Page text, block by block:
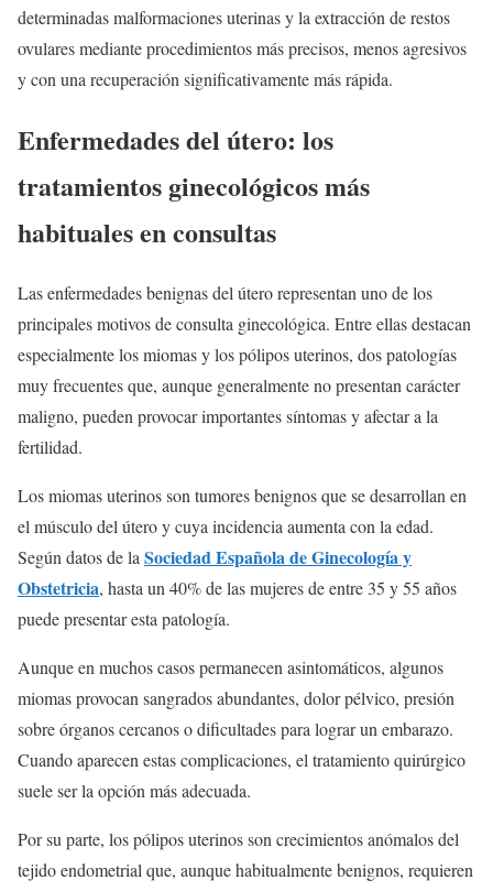
determinadas malformaciones uterinas y la extracción de restos
ovulares mediante procedimientos más precisos, menos agresivos
y con una recuperación significativamente más rápida.
Enfermedades del útero: los
tratamientos ginecológicos más
habituales en consultas
Las enfermedades benignas del útero representan uno de los
principales motivos de consulta ginecológica. Entre ellas destacan
especialmente los miomas y los pólipos uterinos, dos patologías
muy frecuentes que, aunque generalmente no presentan carácter
maligno, pueden provocar importantes síntomas y afectar a la
fertilidad.
Los miomas uterinos son tumores benignos que se desarrollan en
el músculo del útero y cuya incidencia aumenta con la edad.
Según datos de la Sociedad Española de Ginecología y
Obstetricia, hasta un 40% de las mujeres de entre 35 y 55 años
puede presentar esta patología.
Aunque en muchos casos permanecen asintomáticos, algunos
miomas provocan sangrados abundantes, dolor pélvico, presión
sobre órganos cercanos o dificultades para lograr un embarazo.
Cuando aparecen estas complicaciones, el tratamiento quirúrgico
suele ser la opción más adecuada.
Por su parte, los pólipos uterinos son crecimientos anómalos del
tejido endometrial que, aunque habitualmente benignos, requieren